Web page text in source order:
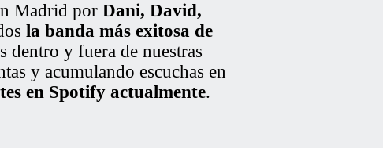
Madrid por Dani, David,
la banda más exitosa de
dentro y fuera de nuestras
y acumulando escuchas en
en Spotify actualmente.